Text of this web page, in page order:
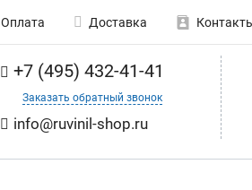
Оплата Доставка
+7 (495) 432-41-41
Заказать обратный звонок
info@ruvinil-shop.ru